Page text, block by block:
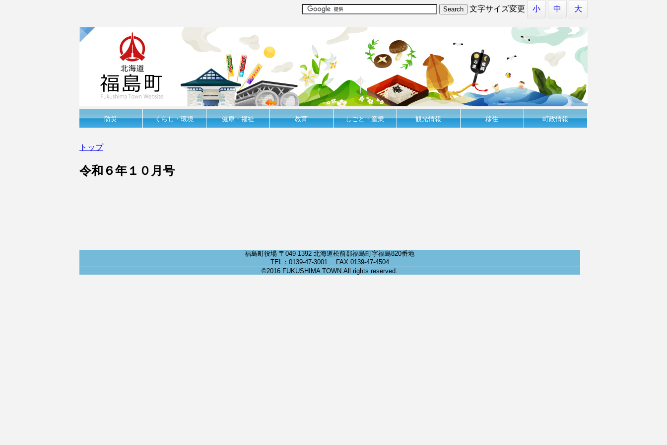
文字サイズ変更 小 中 大
防災 くらし・環境 健康・福祉 教育 しごと・産業 観光情報 移住 町政情報
トップ
令和６年１０月号
福島町役場 〒049-1392 北海道松前郡福島町字福島820番地
TEL：0139-47-3001 FAX:0139-47-4504
©2016 FUKUSHIMA TOWN.All rights reserved.